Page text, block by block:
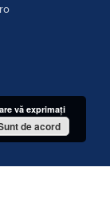
vă exprimaţi
de acord